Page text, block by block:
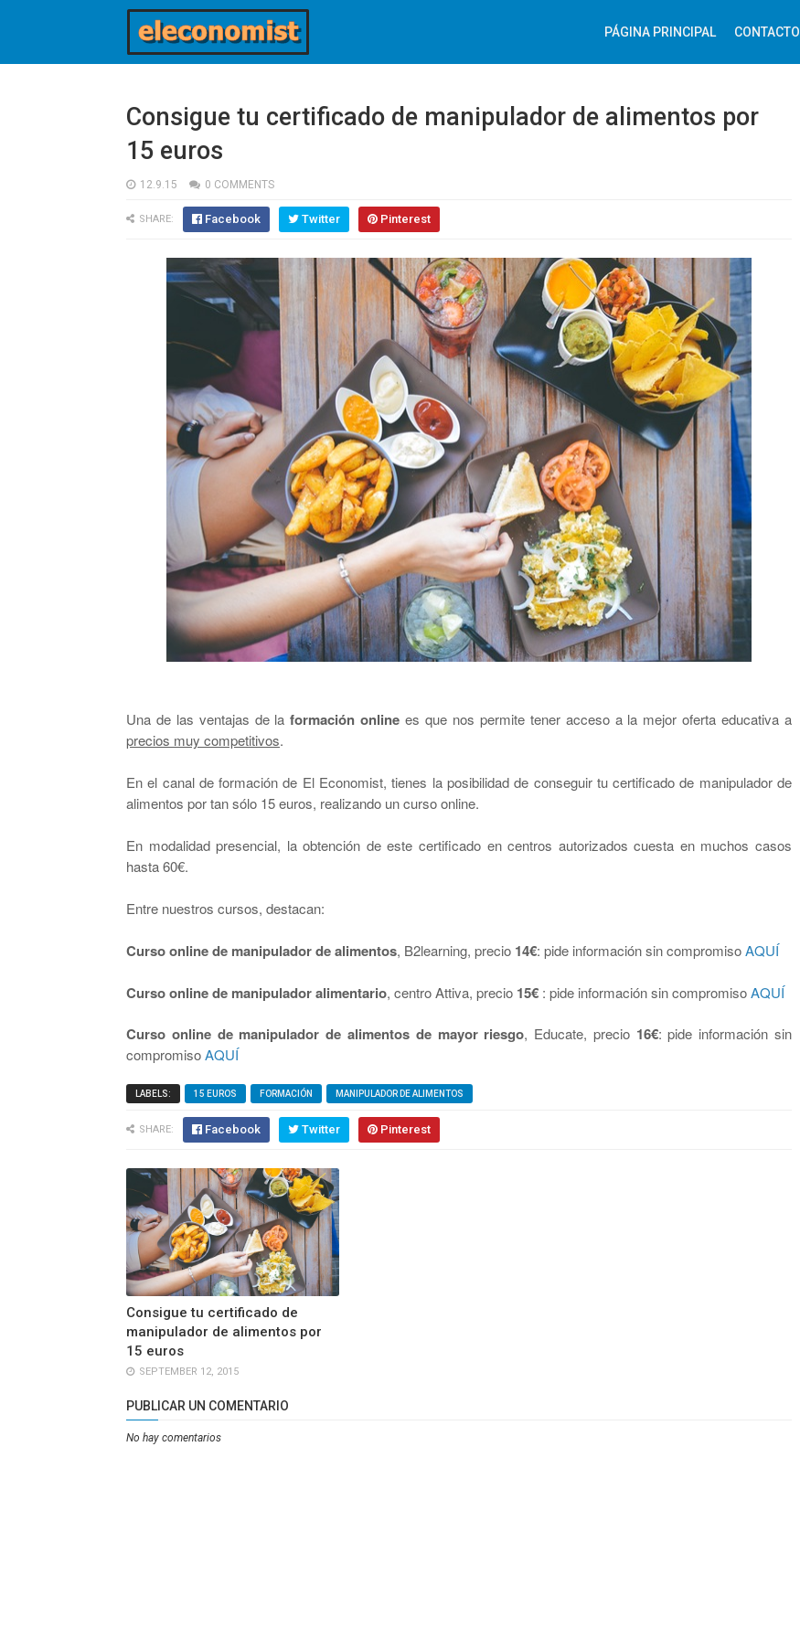
PÁGINA PRINCIPAL CONTACTO
Consigue tu certificado de manipulador de alimentos por
15 euros
12.9.15 0 COMMENTS
SHARE: Facebook Twitter Pinterest
Una de las ventajas de laformación online es que nos permite tener acceso a la mejor oferta educativa a
precios muy competitivos.
En el canal de formación de El Economist, tienes la posibilidad de conseguir tu certificado de manipulador de
alimentos por tan sólo 15 euros, realizando un curso online.
En modalidad presencial, la obtención de este certificado en centros autorizados cuesta en muchos casos
hasta 60€.
Entre nuestros cursos, destacan:
Curso online de manipulador de alimentos, B2learning, precio 14€: pide información sin compromisoAQUÍ
Curso online de manipulador alimentario, centro Attiva, precio 15€ : pide información sin compromisoAQUÍ
Curso online de manipulador de alimentos de mayor riesgo, Educate, precio 16€: pide información sin
compromisoAQUÍ
LABELS: 15 EUROS FORMACIÓN MANIPULADOR DE ALIMENTOS
SHARE: Facebook Twitter Pinterest
Consigue tu certificado de
manipulador de alimentos por
15 euros
SEPTEMBER 12, 2015
PUBLICAR UN COMENTARIO
No hay comentarios